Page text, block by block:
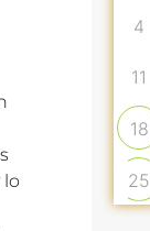
lo
4
11
18
25